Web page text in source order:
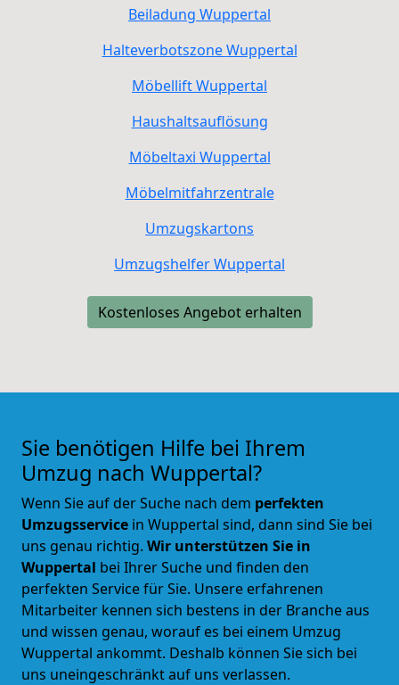
Beiladung Wuppertal
HalteverbotszoneWuppertal
MöbelliftWuppertal
Haushaltsauflösung
Möbeltaxi Wuppertal
Möbelmitfahrzentrale
Umzugskartons
UmzugshelferWuppertal
Kostenloses Angebot erhalten
Sie benötigen Hilfe bei Ihrem
Umzug nach Wuppertal?
Wenn Sie auf der Suche nach dem perfekten
Umzugsservice in Wuppertal sind, dann sind Sie bei
uns genau richtig. Wir unterstützen Sie in
Wuppertal bei Ihrer Suche und finden den
perfekten Service für Sie. Unsere erfahrenen
Mitarbeiter kennen sich bestens in der Branche aus
und wissen genau, worauf es bei einem Umzug
Wuppertal ankommt. Deshalb können Sie sich bei
uns uneingeschränkt auf uns verlassen.